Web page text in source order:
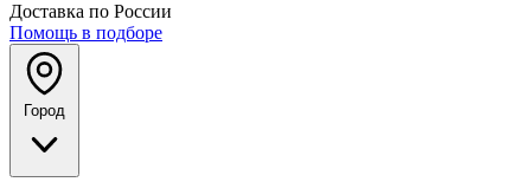
Доставка по России
Помощь в подборе
Город